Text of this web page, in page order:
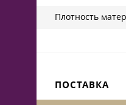
Плотность
ПОСТАВКА